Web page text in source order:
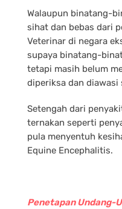
Walaupun binatang-
sihat dan bebas dari
Veterinar di negara
supaya binatang-
tetapi masih belum
diperiksa dan diawasi
Setengah dari
ternakan seperti
pula menyentuh
Equine Encephalitis.
Penetapan Undang-